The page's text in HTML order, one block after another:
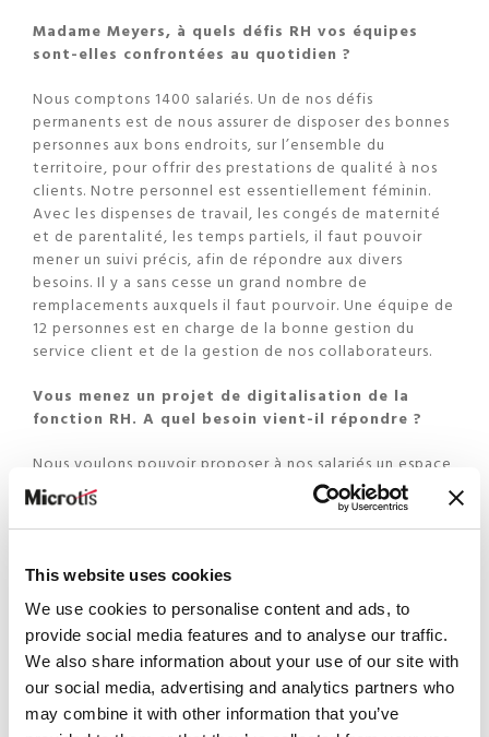
This website uses cookies
We use cookies to personalise content and ads, to
provide social media features and to analyse our traffic.
We also share information about your use of our site with
our social media, advertising and analytics partners who
may combine it with other information that you’ve
Madame Meyers, à quels défis RH vos équipes
sont-elles confrontées au quotidien ?
Nous comptons 1400 salariés. Un de nos défis
permanents est de nous assurer de disposer des bonnes
personnes aux bons endroits, sur l’ensemble du
territoire, pour offrir des prestations de qualité à nos
clients. Notre personnel est essentiellement féminin.
Avec les dispenses de travail, les congés de maternité
et de parentalité, les temps partiels, il faut pouvoir
mener un suivi précis, afin de répondre aux divers
besoins. Il y a sans cesse un grand nombre de
remplacements auxquels il faut pourvoir. Une équipe de
12 personnes est en charge de la bonne gestion du
service client et de la gestion de nos collaborateurs.
Vous menez un projet de digitalisation de la
fonction RH. A quel besoin vient-il répondre ?
Nous voulons pouvoir proposer à nos salariés un espace
RH personnel sur le web à travers lequel ils pourront
retrouver toutes les informations les concernant
(salaires, jours de congé disponibles, heures prestées…).
formations, des absences pour maladie. Ne fut-ce que
pour l’envoi des certificats de rémunération, le fait de
ne plus devoir les imprimer, les mettre sous pli et les
envoyer doit nous faire gagner deux jours de travail
chaque mois. D’autre part, cette plateforme digitale
RH, à travers laquelle l’employé peut retrouver
l’ensemble de ses données, participe à une plus grande